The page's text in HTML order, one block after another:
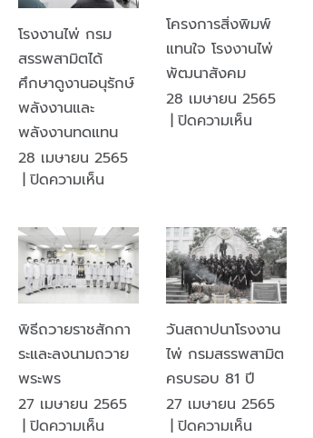
โรงงานไพ่ กรม
สรรพสามิตได้
ศึกษาดูงานอนุรักษ์
พลังงานและ
พลังงานทดแทน
28 เมษายน 2565
| ปิดความเห็นบน
ไพ่
กรม
สรรพ
สามิต
ได้
ศึกษา
ดู
อนุรักษ์
พลังงาน
โครงการสิ่งพิมพ์
แทนใจ โรงงานไพ่
พัฒนาสังคม
28 เมษายน 2565
| ปิดความเห็นบน
ใจ
โรงงาน
ไพ่
พัฒนา
พิธีถวายราชสักกา
ระและลงนามถวาย
พระพร
27 เมษายน 2565
| ปิดความเห็นบน
วันสถาปนาโรงงาน
ไพ่ กรมสรรพสามิต
ครบรอบ 81 ปี
27 เมษายน 2565
| ปิดความเห็นบน